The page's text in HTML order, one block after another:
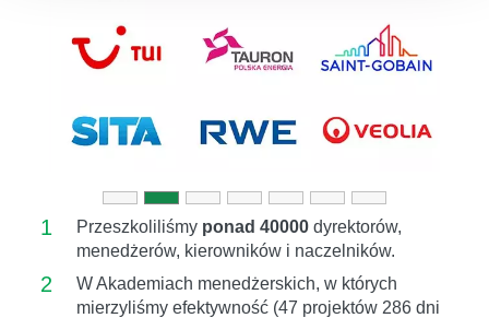
1 Przeszkoliliśmy ponad 40000 dyrektorów,
menedżerów, kierowników i naczelników.
2
W Akademiach menedżerskich, w których
mierzyliśmy efektywność (47 projektów 286 dni